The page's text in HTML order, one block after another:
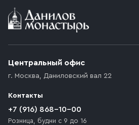
Условия доставки
возникают препятствия для
которое максимально близко к
движения. Если на территории
доставки предусмотрен платный
необходимо компенсировать
Центральный офис
г. Москва, Даниловский вал 22
Контакты
+7 (916) 868-10-00
Розница, будни с 9 до 16